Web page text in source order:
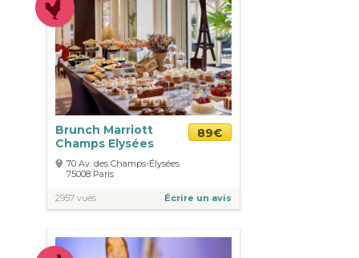
Brunch Marriott
Champs Elysées
89€
70 Av. des Champs-Élysées
75008 Paris
2957 vues Écrire un avis